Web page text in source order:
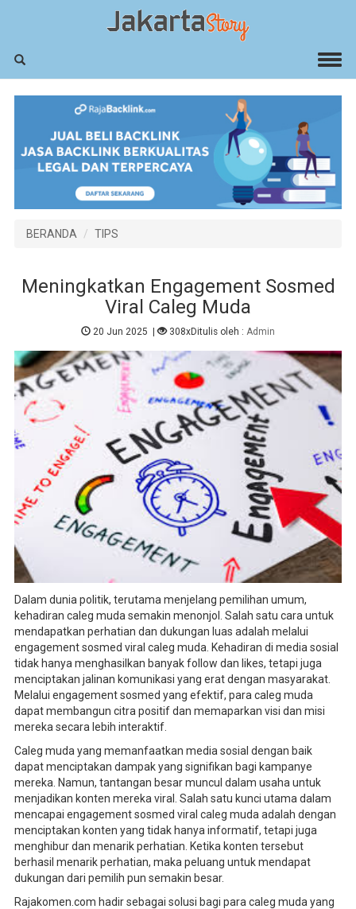
BERANDA TIPS
Meningkatkan Engagement Sosmed
Viral Caleg Muda
20 Jun 2025 | 308xDitulis oleh : Admin
Dalam dunia politik, terutama menjelang pemilihan umum,
kehadiran caleg muda semakin menonjol. Salah satu cara untuk
mendapatkan perhatian dan dukungan luas adalah melalui
engagement sosmed viral caleg muda. Kehadiran di media sosial
tidak hanya menghasilkan banyak follow dan likes, tetapi juga
menciptakan jalinan komunikasi yang erat dengan masyarakat.
Melalui engagement sosmed yang efektif, para caleg muda
dapat membangun citra positif dan memaparkan visi dan misi
mereka secara lebih interaktif.
Caleg muda yang memanfaatkan media sosial dengan baik
dapat menciptakan dampak yang signifikan bagi kampanye
mereka. Namun, tantangan besar muncul dalam usaha untuk
menjadikan konten mereka viral. Salah satu kunci utama dalam
mencapai engagement sosmed viral caleg muda adalah dengan
menciptakan konten yang tidak hanya informatif, tetapi juga
menghibur dan menarik perhatian. Ketika konten tersebut
berhasil menarik perhatian, maka peluang untuk mendapat
dukungan dari pemilih pun semakin besar.
Rajakomen.com hadir sebagai solusi bagi para caleg muda yang